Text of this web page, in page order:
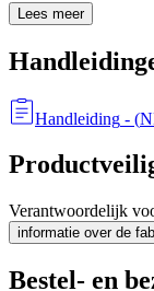
Lees meer
Handleiding - (
Verantwoordelijk
informatie over de
Bestel- en